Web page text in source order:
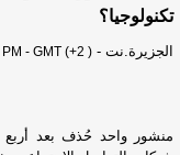
تكنولوجيا؟
الجزيرة.نت -
- GMT (+2 )
منشور واحد حُذف بعد